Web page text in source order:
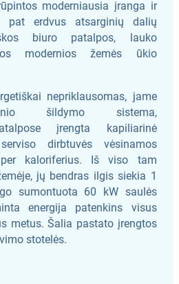
moderniausia įranga ir
pat erdvus atsarginių dalių
biuro patalpos, lauko
modernios žemės ūkio
nepriklausomas, jame
šildymo sistema,
įrengta kapiliarinė
dirbtuvės vėsinamos
kaloriferius. Iš viso tam
jų bendras ilgis siekia 1
sumontuota 60 kW saulės
energija patenkins visus
metus. Šalia pastato įrengtos
stotelės.